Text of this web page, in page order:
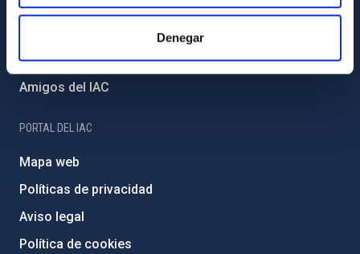
Denegar
Proyectos institucionales
Programa Severo Ochoa
Amigos del IAC
PORTAL DEL IAC
Mapa web
Políticas de privacidad
Aviso legal
Política de cookies